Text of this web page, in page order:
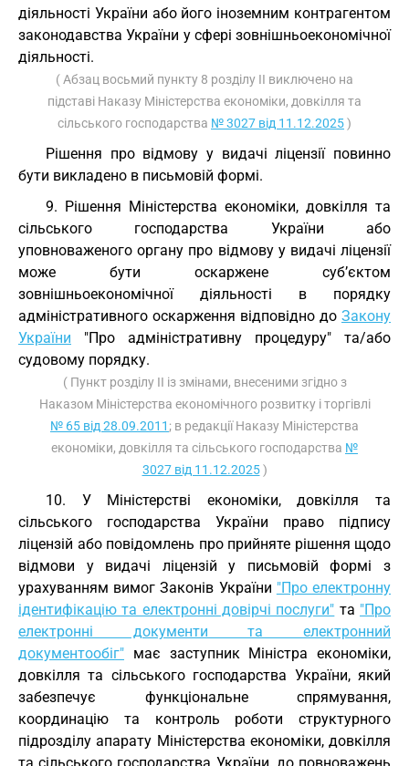
діяльності України або його іноземним контрагентом
законодавства України у сфері зовнішньоекономічної
діяльності.
( Абзац восьмий пункту 8 розділу II виключено на
підставі Наказу Міністерства економіки, довкілля та
сільського господарства № 3027 від 11.12.2025)
Рішення про відмову у видачі ліцензії повинно
бути викладено в письмовій формі.
9. Рішення Міністерства економіки, довкілля та
сільського господарства України або
уповноваженого органу про відмову у видачі ліцензії
може бути оскаржене суб’єктом
зовнішньоекономічної діяльності в порядку
адміністративного оскарження відповідно до Закону
України "Про адміністративну процедуру" та/або
судовому порядку.
( Пункт розділу II із змінами, внесеними згідно з
Наказом Міністерства економічного розвитку і торгівлі
№ 65 від 28.09.2011 ; в редакції Наказу Міністерства
економіки, довкілля та сільського господарства №
3027 від 11.12.2025)
10. У Міністерстві економіки, довкілля та
сільського господарства України право підпису
ліцензій або повідомлень про прийняте рішення щодо
відмови у видачі ліцензій у письмовій формі з
урахуванням вимог Законів України "Про електронну
ідентифікацію та електронні довірчі послуги" та "Про
електронні документи та електронний
документообіг" має заступник Міністра економіки,
довкілля та сільського господарства України, який
забезпечує функціональне спрямування,
координацію та контроль роботи структурного
підрозділу апарату Міністерства економіки, довкілля